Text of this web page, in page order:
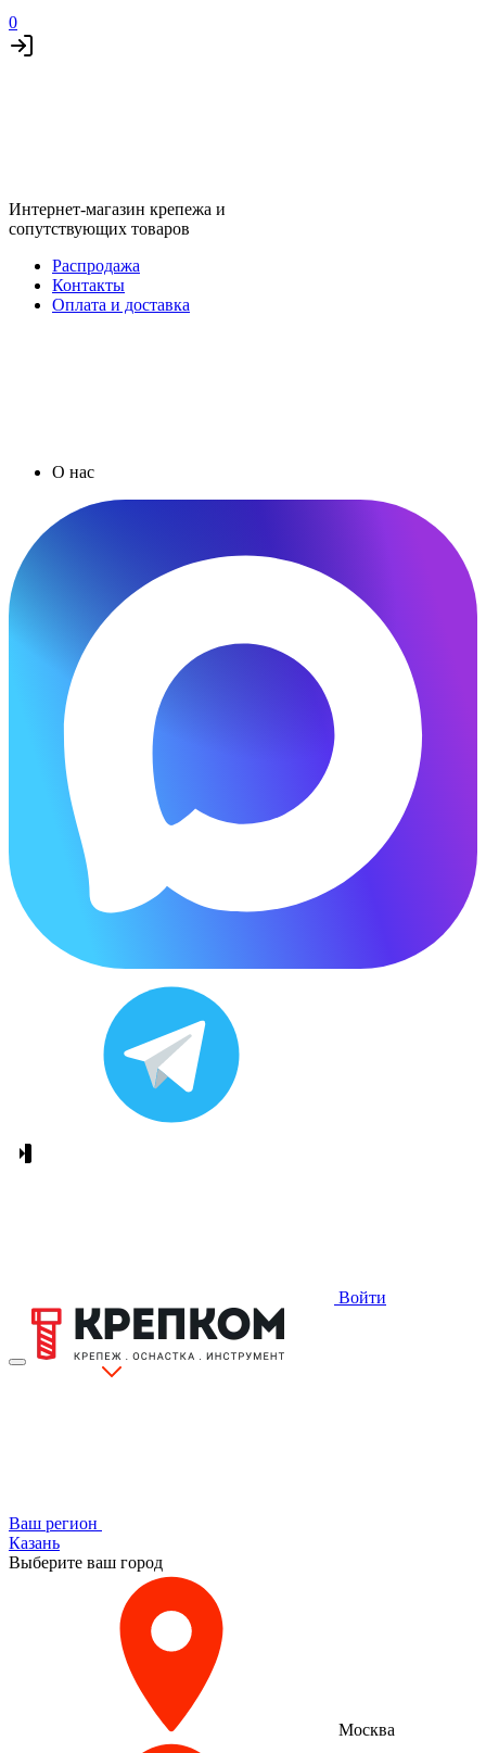
0
Интернет-магазин крепежа и
сопутствующих товаров
Распродажа
Контакты
Оплата и доставка
О нас
Войти
Ваш регион
Казань
Выберите ваш город
Москва